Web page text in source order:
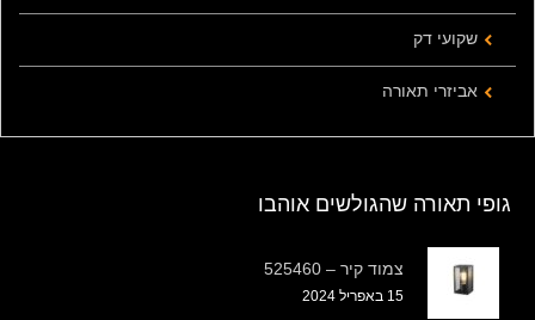
שקועי דק
אביזרי תאורה
גופי תאורה שהגולשים אוהבו
צמוד קיר – 525460
15 באפריל 2024